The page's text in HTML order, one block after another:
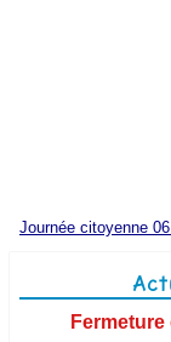
Urbanisme
Journée citoyenne